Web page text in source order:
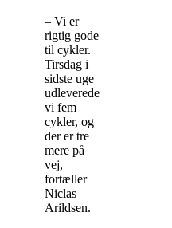
– Vi er
rigtig gode
til cykler.
Tirsdag i
sidste uge
udleverede
vi fem
cykler, og
der er tre
mere på
vej,
fortæller
Niclas
Arildsen.